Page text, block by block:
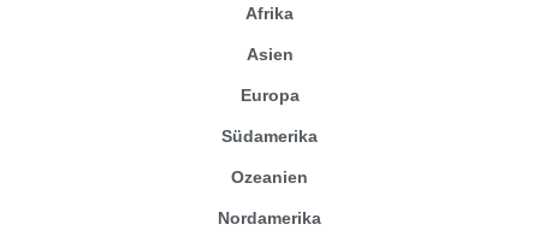
Afrika
Asien
Europa
Südamerika
Ozeanien
Nordamerika